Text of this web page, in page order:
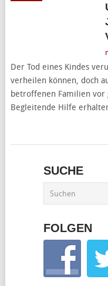
Der Tod eines Kindes
verheilen können, doch
betroffenen Familien vor
Begleitende Hilfe
SUCHE
FOLGEN